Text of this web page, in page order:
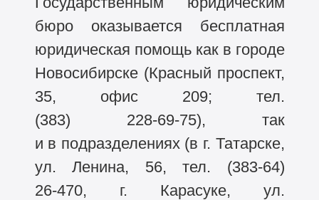
бюро оказывается бесплатная
юридическая помощь как в городе
Новосибирске (Красный проспект,
35, офис 209; тел.
(383) 228-69-75), так
и в подразделениях (в г. Татарске,
ул. Ленина, 56, тел. (383-64)
26-470, г. Карасуке, ул.